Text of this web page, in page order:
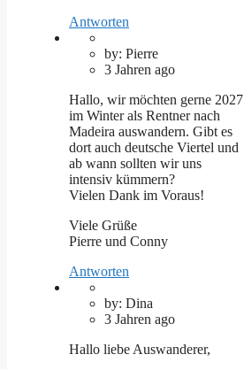
Antworten
by: Pierre
3 Jahren ago
Hallo, wir möchten gerne 2027
im Winter als Rentner nach
Madeira auswandern. Gibt es
dort auch deutsche Viertel und
ab wann sollten wir uns
intensiv kümmern?
Vielen Dank im Voraus!
Viele Grüße
Pierre und Conny
Antworten
by: Dina
3 Jahren ago
Hallo liebe Auswanderer,